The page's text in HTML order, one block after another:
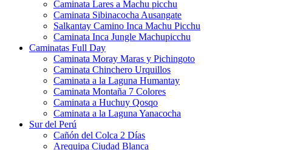
Caminata Lares a Machu picchu
Caminata Sibinacocha Ausangate
Salkantay Camino Inca Machu Picchu
Caminata Inca Jungle Machupicchu
Caminatas Full Day
Caminata Moray Maras y Pichingoto
Caminata Chinchero Urquillos
Caminata a la Laguna Humantay
Caminata Montaña 7 Colores
Caminata a Huchuy Qosqo
Caminata a la Laguna Yanacocha
Sur del Perú
Cañón del Colca 2 Días
Arequipa Ciudad Blanca